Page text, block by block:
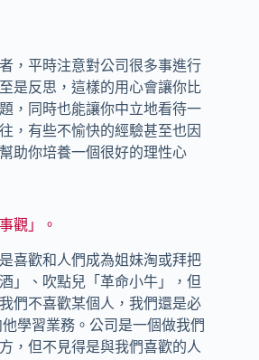
，平時注意對公司很多事進行
是反思，這樣的用心會讓你比
，同時也能讓你中立地看待一
，有些不愉快的經驗甚至也因
助你培養一個很好的理性心
觀」。
喜歡和人們成為姐妹淘或拜把
」、吹點兒「革命小牛」，但
們不喜歡某個人，我們還是必
學習業務。公司是一個做我們
，但不見得是與我們喜歡的人